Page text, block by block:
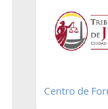
Centro de